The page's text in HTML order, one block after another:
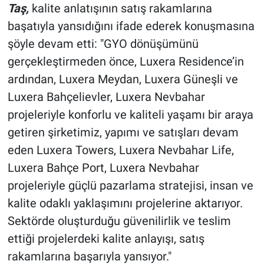
Taş,kalite anlatışının satış rakamlarına
başatıyla yansıdığını ifade ederek konuşmasına
şöyle devam etti: "GYO dönüşümünü
gerçekleştirmeden önce, Luxera Residence’in
ardından, Luxera Meydan, Luxera Güneşli ve
Luxera Bahçelievler, Luxera Nevbahar
projeleriyle konforlu ve kaliteli yaşamı bir araya
getiren şirketimiz, yapımı ve satışları devam
eden Luxera Towers, Luxera Nevbahar Life,
Luxera Bahçe Port, Luxera Nevbahar
projeleriyle güçlü pazarlama stratejisi, insan ve
kalite odaklı yaklaşımını projelerine aktarıyor.
Sektörde oluşturduğu güvenilirlik ve teslim
ettiği projelerdeki kalite anlayışı, satış
rakamlarına başarıyla yansıyor."